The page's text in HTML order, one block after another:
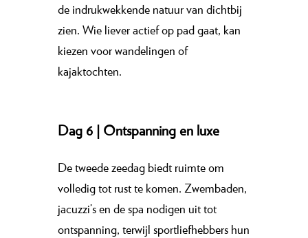
de indrukwekkende natuur van dichtbij
zien. Wie liever actief op pad gaat, kan
kiezen voor wandelingen of
kajaktochten.
Dag 6 | Ontspanning en luxe
De tweede zeedag biedt ruimte om
volledig tot rust te komen. Zwembaden,
jacuzzi’s en de spa nodigen uit tot
ontspanning, terwijl sportliefhebbers hun